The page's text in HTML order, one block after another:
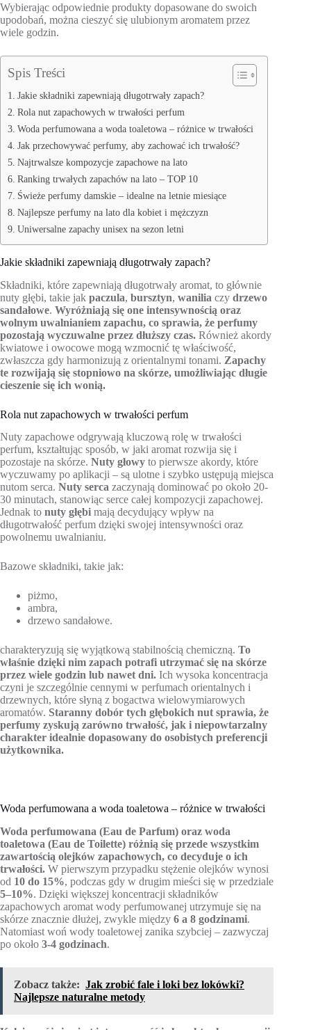
Wybierając odpowiednie produkty dopasowane do swoich
upodobań, można cieszyć się ulubionym aromatem przez
wiele godzin.
Spis Treści
Jakie składniki zapewniają długotrwały zapach?
Rola nut zapachowych w trwałości perfum
Woda perfumowana a woda toaletowa – różnice w trwałości
Jak przechowywać perfumy, aby zachować ich trwałość?
Najtrwalsze kompozycje zapachowe na lato
Ranking trwałych zapachów na lato – TOP 10
Świeże perfumy damskie – idealne na letnie miesiące
Najlepsze perfumy na lato dla kobiet i mężczyzn
Uniwersalne zapachy unisex na sezon letni
Jakie składniki zapewniają długotrwały zapach?
Składniki, które zapewniają długotrwały aromat, to głównie
nuty głębi, takie jak paczula, bursztyn, wanilia czy drzewo
sandałowe. Wyróżniają się one intensywnością oraz
wolnym uwalnianiem zapachu, co sprawia, że perfumy
pozostają wyczuwalne przez dłuższy czas. Również akordy
kwiatowe i owocowe mogą wzmocnić tę właściwość,
zwłaszcza gdy harmonizują z orientalnymi tonami. Zapachy
te rozwijają się stopniowo na skórze, umożliwiając długie
cieszenie się ich wonią.
Rola nut zapachowych w trwałości perfum
Nuty zapachowe odgrywają kluczową rolę w trwałości
perfum, kształtując sposób, w jaki aromat rozwija się i
pozostaje na skórze. Nuty głowy to pierwsze akordy, które
wyczuwamy po aplikacji – są ulotne i szybko ustępują miejsca
nutom serca. Nuty serca zaczynają dominować po około 20-
30 minutach, stanowiąc serce całej kompozycji zapachowej.
Jednak to nuty głębi mają decydujący wpływ na
długotrwałość perfum dzięki swojej intensywności oraz
powolnemu uwalnianiu.
Bazowe składniki, takie jak:
piżmo,
ambra,
drzewo sandałowe.
charakteryzują się wyjątkową stabilnością chemiczną. To
właśnie dzięki nim zapach potrafi utrzymać się na skórze
przez wiele godzin lub nawet dni. Ich wysoka koncentracja
czyni je szczególnie cennymi w perfumach orientalnych i
drzewnych, które słyną z bogactwa wielowymiarowych
aromatów. Staranny dobór tych głębokich nut sprawia, że
perfumy zyskują zarówno trwałość, jak i niepowtarzalny
charakter idealnie dopasowany do osobistych preferencji
użytkownika.
Woda perfumowana a woda toaletowa – różnice w trwałości
Woda perfumowana (Eau de Parfum) oraz woda
toaletowa (Eau de Toilette) różnią się przede wszystkim
zawartością olejków zapachowych, co decyduje o ich
trwałości. W pierwszym przypadku stężenie olejków wynosi
od 10 do 15%, podczas gdy w drugim mieści się w przedziale
5–10%. Dzięki większej koncentracji składników
zapachowych aromat wody perfumowanej utrzymuje się na
skórze znacznie dłużej, zwykle między 6 a 8 godzinami.
Natomiast woń wody toaletowej zanika szybciej – zazwyczaj
po około 3-4 godzinach.
Zobacz także: Jak zrobić fale i loki bez lokówki?
Najlepsze naturalne metody